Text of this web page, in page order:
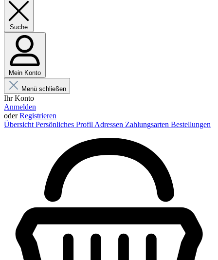
Suche
Mein Konto
Menü schließen
Ihr Konto
Anmelden
oderRegistrieren
Übersicht Persönliches Profil Adressen Zahlungsarten Bestellungen